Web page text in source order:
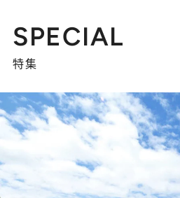
SPECIAL
特集